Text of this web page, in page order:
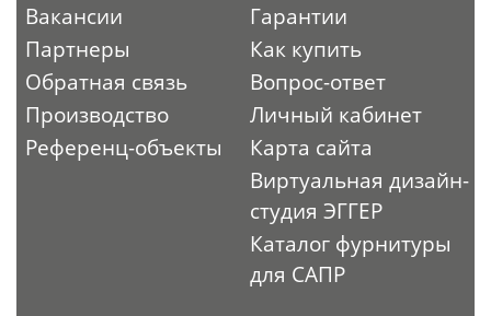
Вакансии
Партнеры
Обратная связь
Производство
Референц-объекты
Гарантии
Как купить
Вопрос-ответ
Личный кабинет
Карта сайта
Виртуальная дизайн-
студия ЭГГЕР
Каталог фурнитуры
для САПР